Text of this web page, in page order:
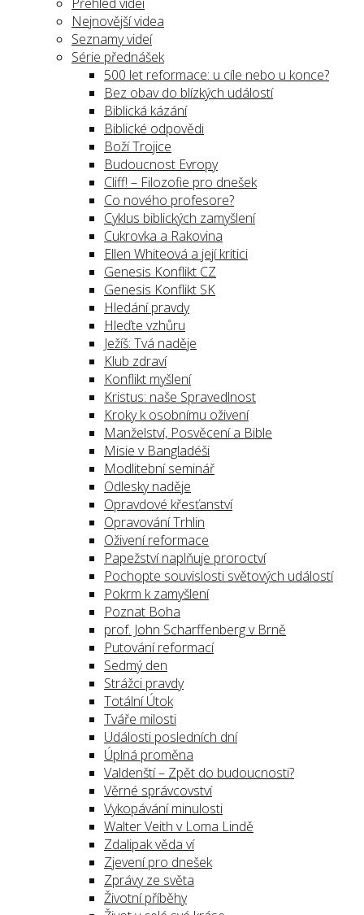
Nejnovější videa
Seznamy videí
Série přednášek
500 let reformace: u cíle nebo u konce?
Bez obav do blízkých událostí
Biblická kázání
Biblické odpovědi
Boží Trojice
Budoucnost Evropy
Cliff! – Filozofie pro dnešek
Co nového profesore?
Cyklus biblických zamyšlení
Cukrovka a Rakovina
Ellen Whiteová a její kritici
Genesis Konflikt CZ
Genesis Konflikt SK
Hledání pravdy
Hleďte vzhůru
Ježíš: Tvá naděje
Klub zdraví
Konflikt myšlení
Kristus: naše Spravedlnost
Kroky k osobnímu oživení
Manželství, Posvěcení a Bible
Misie v Bangladéši
Modlitební seminář
Odlesky naděje
Opravdové křesťanství
Opravování Trhlin
Oživení reformace
Papežství naplňuje proroctví
Pochopte souvislosti světových událostí
Pokrm k zamyšlení
Poznat Boha
prof. John Scharffenberg v Brně
Putování reformací
Sedmý den
Strážci pravdy
Totální Útok
Tváře milosti
Události posledních dní
Úplná proměna
Valdenští – Zpět do budoucnosti?
Věrné správcovství
Vykopávání minulosti
Walter Veith v Loma Lindě
Zdalipak věda ví
Zjevení pro dnešek
Zprávy ze světa
Životní příběhy